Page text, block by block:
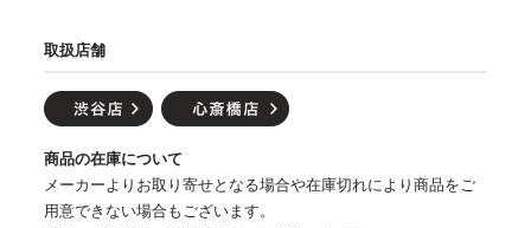
取扱店舗
商品の在庫について
メーカーよりお取り寄せとなる場合や在庫切れにより商品をご
用意できない場合もございます。